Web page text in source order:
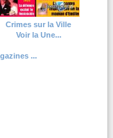
Crimes sur la Ville
Voir la Une...
...